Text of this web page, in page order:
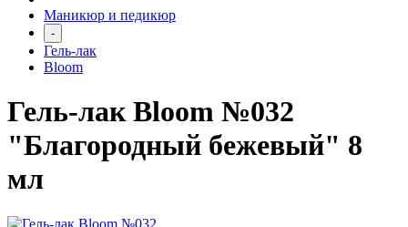
Маникюр и педикюр
-
Гель-лак
Bloom
Гель-лак Bloom №032
"Благородный бежевый" 8
мл